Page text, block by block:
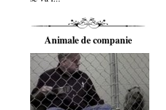
Animale de companie